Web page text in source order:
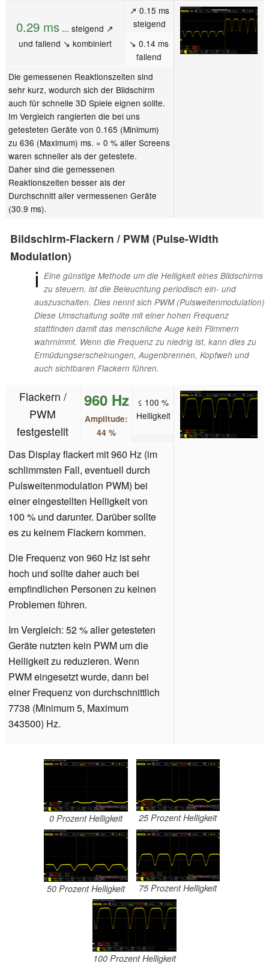
0.29 ms ... steigend ↗
und fallend ↘ kombiniert
↗ 0.15 ms
steigend
↘ 0.14 ms
fallend
Die gemessenen Reaktionszeiten sind
sehr kurz, wodurch sich der Bildschirm
auch für schnelle 3D Spiele eignen sollte.
Im Vergleich rangierten die bei uns
getesteten Geräte von 0.165 (Minimum)
zu 636 (Maximum) ms. » 0 % aller Screens
waren schneller als der getestete.
Daher sind die gemessenen
Reaktionszeiten besser als der
Durchschnitt aller vermessenen Geräte
(30.9 ms).
Bildschirm-Flackern / PWM (Pulse-Width
Modulation)
ℹ Eine günstige Methode um die Helligkeit eines Bildschirms
zu steuern, ist die Beleuchtung periodisch ein- und
auszuschalten. Dies nennt sich PWM (Pulsweitenmodulation)
Diese Umschaltung sollte mit einer hohen Frequenz
stattfinden damit das menschliche Auge kein Flimmern
wahrnimmt. Wenn die Frequenz zu niedrig ist, kann dies zu
Ermüdungserscheinungen, Augenbrennen, Kopfweh und
auch sichtbaren Flackern führen.
Flackern /
PWM
festgestellt
960 Hz
Amplitude:
44 %
≤ 100 %
Helligkeit
Das Display flackert mit 960 Hz (im
schlimmsten Fall, eventuell durch
Pulsweitenmodulation PWM) bei
einer eingestellten Helligkeit von
100 % und darunter. Darüber sollte
es zu keinem Flackern kommen.
Die Frequenz von 960 Hz ist sehr
hoch und sollte daher auch bei
empfindlichen Personen zu keinen
Problemen führen.
Im Vergleich: 52 % aller getesteten
Geräte nutzten kein PWM um die
Helligkeit zu reduzieren. Wenn
PWM eingesetzt wurde, dann bei
einer Frequenz von durchschnittlich
7738 (Minimum 5, Maximum
343500) Hz.
0 Prozent Helligkeit 25 Prozent Helligkeit
50 Prozent Helligkeit 75 Prozent Helligkeit
100 Prozent Helligkeit